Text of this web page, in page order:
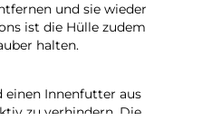
und sie wieder
ist die Hülle zudem
halten.
einen Innenfutter aus
zu verhindern. Die
Oberflächen und